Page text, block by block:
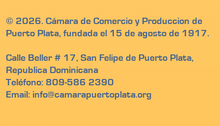
© 2026. Cámara de Comercio y Produccion de
Puerto Plata, fundada el 15 de agosto de 1917.
Calle Beller # 17, San Felipe de Puerto Plata,
Republica Dominicana
Teléfono: 809-586 2390
Email: info@camarapuertoplata.org